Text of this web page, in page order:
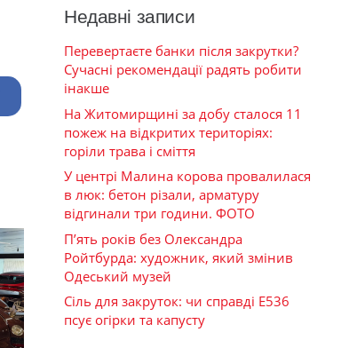
Недавні записи
Перевертаєте банки після закрутки?
Сучасні рекомендації радять робити
інакше
На Житомирщині за добу сталося 11
пожеж на відкритих територіях:
горіли трава і сміття
У центрі Малина корова провалилася
в люк: бетон різали, арматуру
відгинали три години. ФОТО
П’ять років без Олександра
Ройтбурда: художник, який змінив
Одеський музей
Сіль для закруток: чи справді Е536
псує огірки та капусту